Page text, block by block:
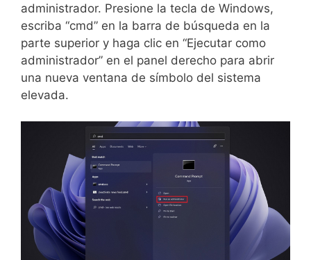
administrador. Presione la tecla de Windows,
escriba “cmd” en la barra de búsqueda en la
parte superior y haga clic en “Ejecutar como
administrador” en el panel derecho para abrir
una nueva ventana de símbolo del sistema
elevada.